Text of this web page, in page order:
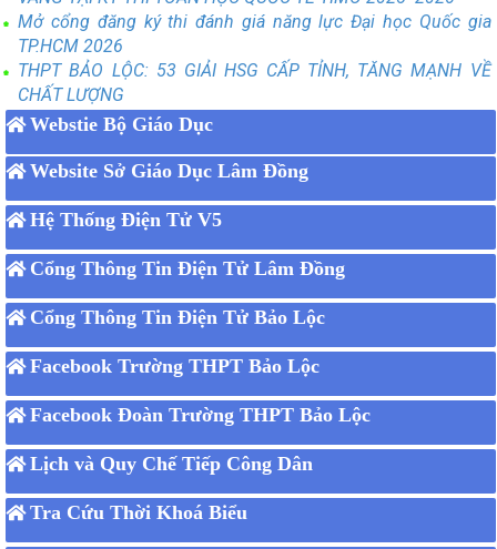
Mở cổng đăng ký thi đánh giá năng lực Đại học Quốc gia
TP.HCM 2026
THPT BẢO LỘC: 53 GIẢI HSG CẤP TỈNH, TĂNG MẠNH VỀ
CHẤT LƯỢNG
Webstie Bộ Giáo Dục
Website Sở Giáo Dục Lâm Đồng
Hệ Thống Điện Tử V5
Cổng Thông Tin Điện Tử Lâm Đồng
Cổng Thông Tin Điện Tử Bảo Lộc
Facebook Trường THPT Bảo Lộc
Facebook Đoàn Trường THPT Bảo Lộc
Lịch và Quy Chế Tiếp Công Dân
Tra Cứu Thời Khoá Biểu